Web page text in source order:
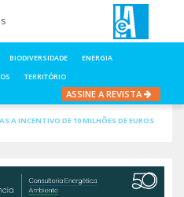
BIODIVERSIDADE
ENERGIA
TERRITÓRIO
ASSINE A REVISTA
A INCENTIVO DE 10 MILHÕES DE EUROS